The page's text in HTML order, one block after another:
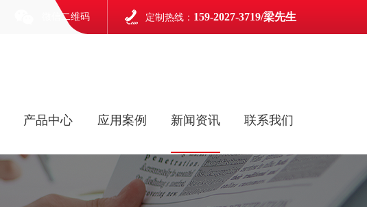
微信二维码 定制热线： 159-2027-3719/梁先生
产品中心 应用案例 新闻资讯 联系我们